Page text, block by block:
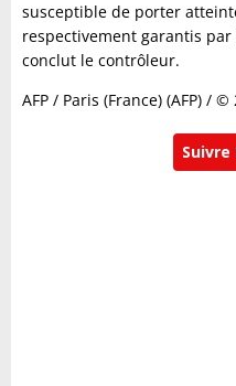
susceptible de porter
respectivement garantis par
conclut le contrôleur.
AFP / Paris (France) (AFP) / ©
Suivre